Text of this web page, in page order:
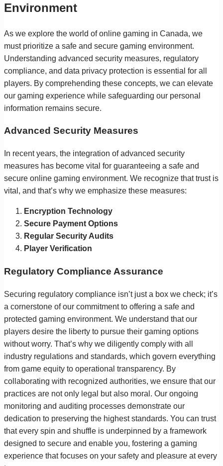
Environment
As we explore the world of online gaming in Canada, we
must prioritize a safe and secure gaming environment.
Understanding advanced security measures, regulatory
compliance, and data privacy protection is essential for all
players. By comprehending these concepts, we can elevate
our gaming experience while safeguarding our personal
information remains secure.
Advanced Security Measures
In recent years, the integration of advanced security
measures has become vital for guaranteeing a safe and
secure online gaming environment. We recognize that trust is
vital, and that’s why we emphasize these measures:
Encryption Technology
Secure Payment Options
Regular Security Audits
Player Verification
Regulatory Compliance Assurance
Securing regulatory compliance isn’t just a box we check; it’s
a cornerstone of our commitment to offering a safe and
protected gaming environment. We understand that our
players desire the liberty to pursue their gaming options
without worry. That’s why we diligently comply with all
industry regulations and standards, which govern everything
from game equity to operational transparency. By
collaborating with recognized authorities, we ensure that our
practices are not only legal but also moral. Our ongoing
monitoring and auditing processes demonstrate our
dedication to preserving the highest standards. You can trust
that every spin and shuffle is underpinned by a framework
designed to secure and enable you, fostering a gaming
experience that focuses on your safety and pleasure at every